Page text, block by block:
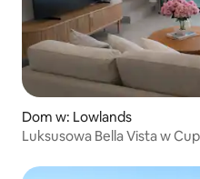
Dom w: Lowlands
Luksusowa Bella Vista w